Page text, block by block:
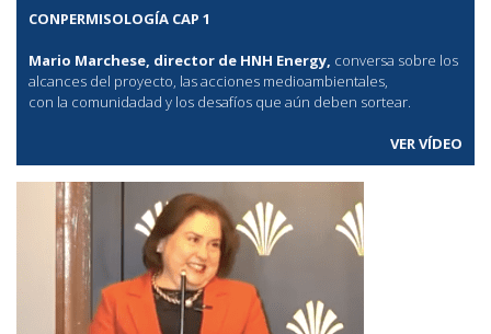
CONPERMISOLOGÍA CAP 1
Mario Marchese, director de HNH Energy, conversa sobre los
alcances del proyecto, las acciones medioambientales,
con la comunidadad y los desafíos que aún deben sortear.
VER VÍDEO